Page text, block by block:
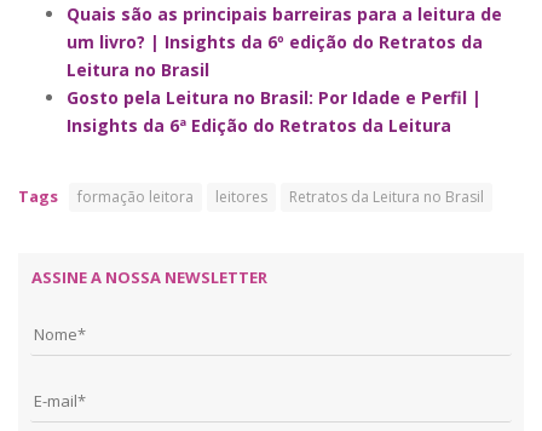
Quais são as principais barreiras para a leitura de
um livro? | Insights da 6º edição do Retratos da
Leitura no Brasil
Gosto pela Leitura no Brasil: Por Idade e Perfil |
Insights da 6ª Edição do Retratos da Leitura
Tags formação leitora leitores Retratos da Leitura no Brasil
ASSINE A NOSSA NEWSLETTER